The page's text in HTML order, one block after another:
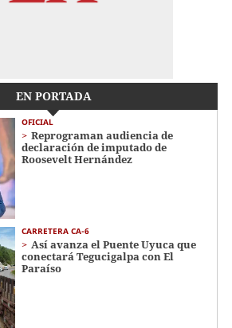
EN PORTADA
OFICIAL
Reprograman audiencia de
declaración de imputado de
Roosevelt Hernández
CARRETERA CA-6
Así avanza el Puente Uyuca que
conectará Tegucigalpa con El
Paraíso